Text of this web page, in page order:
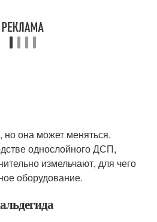
но она может меняться.
однослойного ДСП,
измельчают, для чего
оборудование.